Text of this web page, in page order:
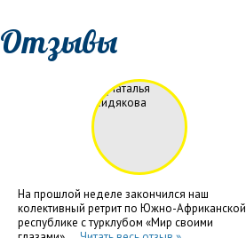
Отзывы
На прошлой неделе закончился наш
колективный ретрит по Южно-Африканской
республике с турклубом «Мир своими